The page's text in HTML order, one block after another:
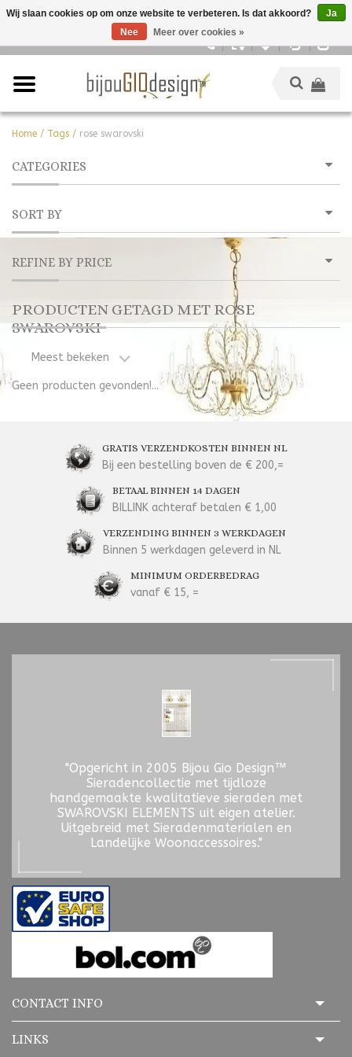
Home / Tags / rose swarovski
CATEGORIES
SORT BY
REFINE BY PRICE
PRODUCTEN GETAGD MET ROSE
SWAROVSKI
Meest bekeken
Geen producten gevonden!...
GRATIS VERZENDKOSTEN BINNEN NL
Bij een bestelling boven de € 200,=
BETAAL BINNEN 14 DAGEN
BILLINK achteraf betalen € 1,00
VERZENDING BINNEN 3 WERKDAGEN
Binnen 5 werkdagen geleverd in NL
MINIMUM ORDERBEDRAG
vanaf € 15, =
"Opgericht in 2005 Bijou Gio Design™
Sieradencollectie met tijdloze
handgemaakte kwalitatieve sieraden met
SWAROVSKI ELEMENTS uit eigen atelier.
Uitgebreid met Sieradenmaterialen en
Landelijke Woonaccessoires."
CONTACT INFO
LINKS
Wij slaan cookies op om onze website te verbeteren. Is dat akkoord?
Ja
Nee
Meer over cookies »